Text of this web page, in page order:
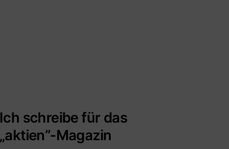
Ich schreibe für das
„aktien”-Magazin